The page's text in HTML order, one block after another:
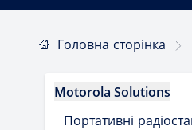
Головна сторінка
Motorola Solutions
Портативні